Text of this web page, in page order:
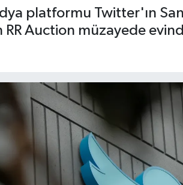
platformu Twitter'ın
RR Auction müzayede